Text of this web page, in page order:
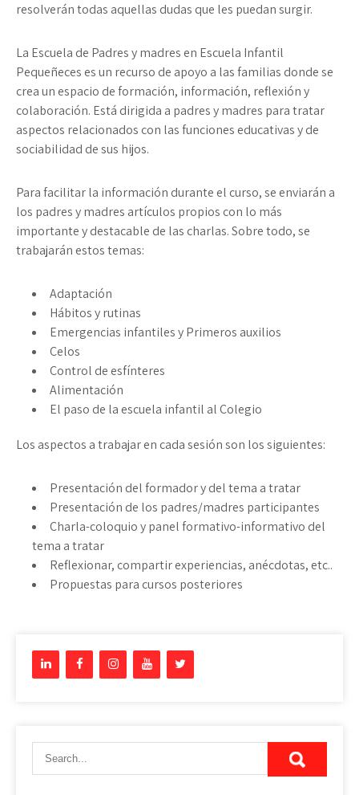
resolverán todas aquellas dudas que les puedan surgir.
La Escuela de Padres y madres en Escuela Infantil
Pequeñeces es un recurso de apoyo a las familias donde se
crea un espacio de formación, información, reflexión y
colaboración. Está dirigida a padres y madres para tratar
aspectos relacionados con las funciones educativas y de
sociabilidad de sus hijos.
Para facilitar la información durante el curso, se enviarán a
los padres y madres artículos propios con lo más
importante y destacable de las charlas. Sobre todo, se
trabajarán estos temas:
Adaptación
Hábitos y rutinas
Emergencias infantiles y Primeros auxilios
Celos
Control de esfínteres
Alimentación
El paso de la escuela infantil al Colegio
Los aspectos a trabajar en cada sesión son los siguientes:
Presentación del formador y del tema a tratar
Presentación de los padres/madres participantes
Charla-coloquio y panel formativo-informativo del
tema a tratar
Reflexionar, compartir experiencias, anécdotas, etc..
Propuestas para cursos posteriores